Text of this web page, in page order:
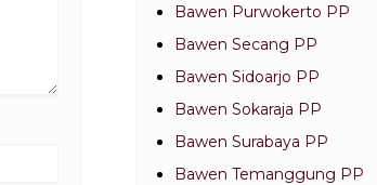
Bawen Purwokerto PP
Bawen Secang PP
Bawen Sidoarjo PP
Bawen Sokaraja PP
Bawen Surabaya PP
Bawen Temanggung PP